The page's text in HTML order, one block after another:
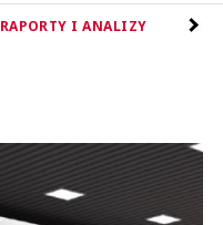
RAPORTY I ANALIZY